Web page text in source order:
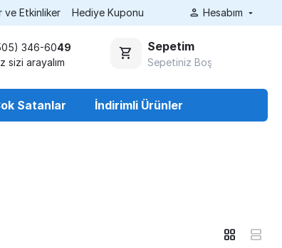
ve Etkinliker Hediye Kuponu Hesabım
346-6049
sizi arayalım
Sepetim
Sepetiniz Boş
Satanlar İndirimli Ürünler